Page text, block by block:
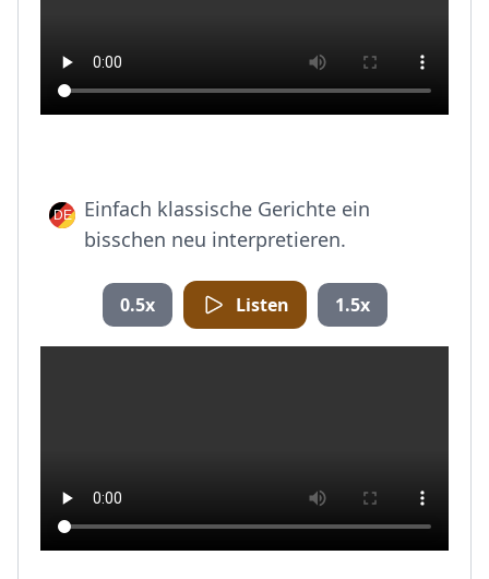
Einfach klassische Gerichte ein
bisschen neu interpretieren.
0.5x Listen 1.5x